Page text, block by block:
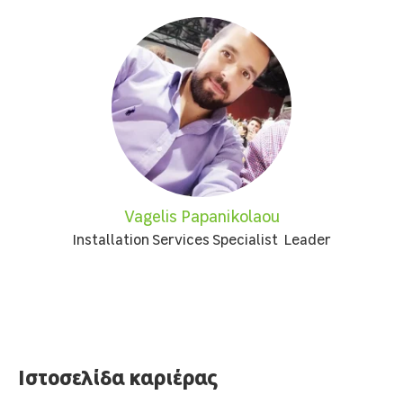
Vagelis Papanikolaou
Installation Services Specialist Leader
Ιστοσελίδα καριέρας